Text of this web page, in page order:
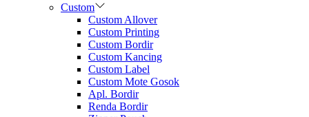
Custom
Custom Allover
Custom Printing
Custom Bordir
Custom Kancing
Custom Label
Custom Mote Gosok
Apl. Bordir
Renda Bordir